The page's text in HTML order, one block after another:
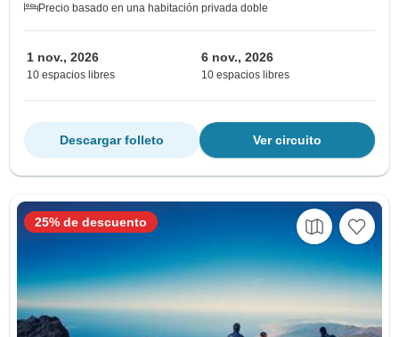
Precio basado en una habitación privada doble
1 nov., 2026
10 espacios libres
6 nov., 2026
10 espacios libres
Ver circuito
Descargar folleto
25% de descuento